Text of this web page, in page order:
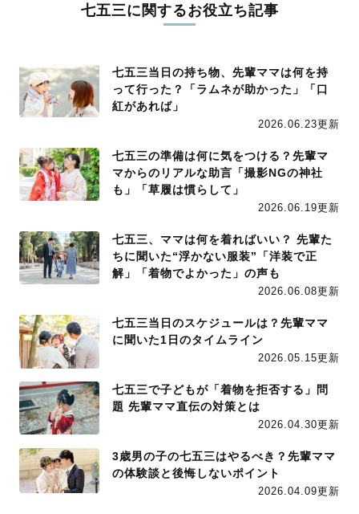
七五三に関するお役立ち記事
七五三当日の持ち物、先輩ママは何を持
って行った？「ラムネが助かった」「口
紅があれば」
2026.06.23更新
七五三の準備は何に気をつける？先輩マ
マからのリアルな助言「撮影NGの神社
も」「草履は慣らして」
2026.06.19更新
七五三、ママは何を着ればいい？ 先輩た
ちに聞いた“浮かない服装”「洋装で正
解」「着物でよかった」の声も
2026.06.08更新
七五三当日のスケジュールは？先輩ママ
に聞いた1日のタイムライン
2026.05.15更新
七五三で子どもが「着物を拒否する」問
題 先輩ママ直伝の対策とは
2026.04.30更新
3歳男の子の七五三はやるべき？先輩ママ
の体験談と後悔しないポイント
2026.04.09更新